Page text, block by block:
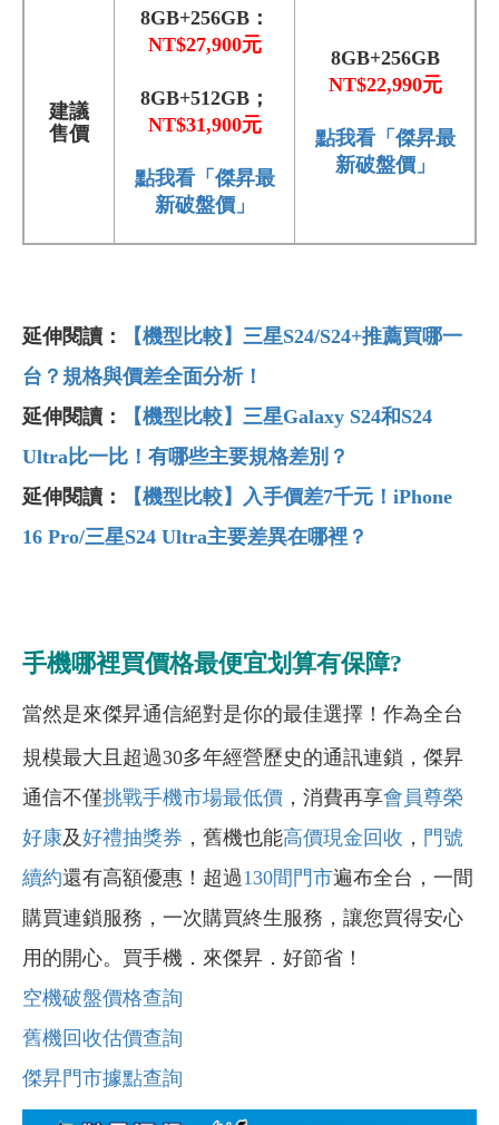
建議
售價
8GB+256GB：
NT$27,900元
8GB+512GB；
NT$31,900元
點我看「傑昇最
新破盤價」
8GB+256GB
NT$22,990元
點我看「傑昇最
新破盤價」
延伸閱讀：
【機型比較】三星S24/S24+推薦買哪一
台？規格與價差全面分析！
延伸閱讀：
【機型比較】三星Galaxy S24和S24
Ultra比一比！有哪些主要規格差別？
延伸閱讀：
【機型比較】入手價差7千元！iPhone
16 Pro/三星S24 Ultra主要差異在哪裡？
手機哪裡買價格最便宜划算有保障?
當然是來傑昇通信絕對是你的最佳選擇！作為全台
規模最大且超過30多年經營歷史的通訊連鎖，傑昇
通信不僅挑戰手機市場最低價 ，消費再享會員尊榮
好康及好禮抽獎券 ，舊機也能高價現金回收 ， 門號
續約還有高額優惠！超過130間門市遍布全台，一間
購買連鎖服務，一次購買終生服務，讓您買得安心
用的開心。買手機．來傑昇．好節省！
空機破盤價格查詢
舊機回收估價查詢
傑昇門市據點查詢